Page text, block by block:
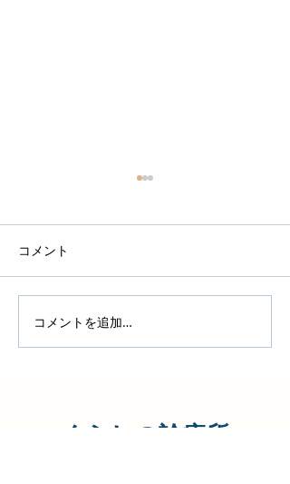
7月16日更新 町田でピコ
スポット照射‼︎その後のレ
コメント
コメントを追加…
くらしの診療所